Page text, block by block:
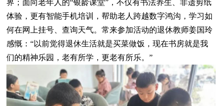
界；面向老年人的“银龄课堂”，不仅有书法养生、非遗剪纸
体验，更有智能手机培训，帮助老人跨越数字鸿沟，学习如
何在网上挂号、查询天气。常来参加活动的退休教师姜国玲
感慨：“以前觉得退休生活就是买菜做饭，现在书房就是我
们的精神乐园，老有所学，更老有所乐。”